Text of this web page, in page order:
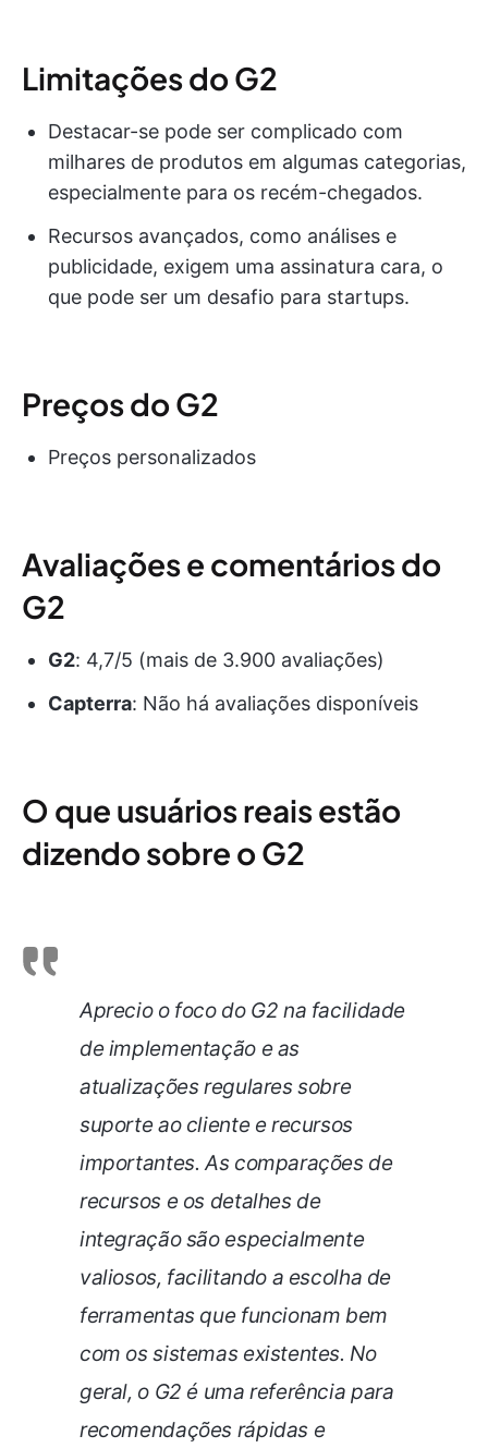
Limitações do G2
Destacar-se pode ser complicado com
milhares de produtos em algumas categorias,
especialmente para os recém-chegados.
Recursos avançados, como análises e
publicidade, exigem uma assinatura cara, o
que pode ser um desafio para startups.
Preços do G2
Preços personalizados
Avaliações e comentários do
G2
G2: 4,7/5 (mais de 3.900 avaliações)
Capterra: Não há avaliações disponíveis
O que usuários reais estão
dizendo sobre o G2
Aprecio o foco do G2 na facilidade
de implementação e as
atualizações regulares sobre
suporte ao cliente e recursos
importantes. As comparações de
recursos e os detalhes de
integração são especialmente
valiosos, facilitando a escolha de
ferramentas que funcionam bem
com os sistemas existentes. No
geral, o G2 é uma referência para
recomendações rápidas e